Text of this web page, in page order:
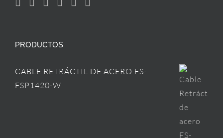
PRODUCTOS
CABLE RETRÁCTIL DE ACERO FS-
FSP1420-W